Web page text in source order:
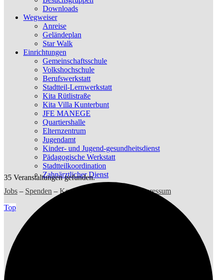
Downloads
Wegweiser
Anreise
Geländeplan
Star Walk
Einrichtungen
Gemeinschaftsschule
Volkshochschule
Berufswerkstatt
Stadtteil-Lernwerkstatt
Kita Rütlistraße
Kita Villa Kunterbunt
JFE MANEGE
Quartiershalle
Elternzentrum
Jugendamt
Kinder- und Jugend-gesundheitsdienst
Pädagogische Werkstatt
Stadtteilkoordination
Zahnärztlicher Dienst
Jobs – Spenden – Kontakt
Impressum
Top
35 Veranstaltungen gefunden.